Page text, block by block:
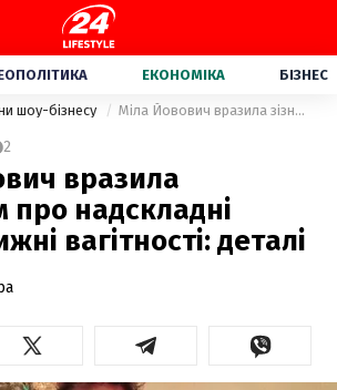
ЕКОНОМІКА БІЗНЕС
шоу-бізнесу Міла Йовович вразила зізнанням про надскладні останні тижні вагітності: деталі
2
вразила
про надскладні
вагітності: деталі